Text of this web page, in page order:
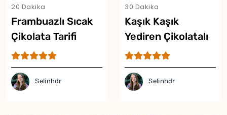
20 Dakika
Frambuazlı Sıcak
Çikolata Tarifi
Selinhdr
30 Dakika
Kaşık Kaşık
Yediren Çikolatalı
Fıstıklı Puding
Tarifi
Selinhdr